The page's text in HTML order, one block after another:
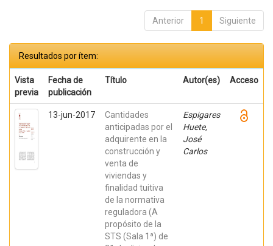
Anterior 1 Siguiente
Resultados por ítem:
Vista
previa
Fecha de
publicación
Título Autor(es) Acceso
13-jun-2017
Cantidades
anticipadas por el
adquirente en la
construcción y
venta de
viviendas y
finalidad tuitiva
de la normativa
reguladora (A
propósito de la
STS (Sala 1ª) de
Espigares
Huete,
José
Carlos